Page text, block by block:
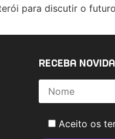
para discutir o
RECEBA
Aceito os